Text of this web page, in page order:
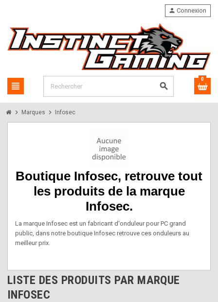
view_headline search
person Connexion
0
chevron_right Marques chevron_right Infosec
Boutique Infosec, retrouve tout
les produits de la marque
Infosec.
La marque Infosec est un fabricant d'onduleur pour PC grand
public, dans notre boutique Infosec retrouve ces onduleurs au
meilleur prix.
LISTE DES PRODUITS PAR MARQUE
INFOSEC